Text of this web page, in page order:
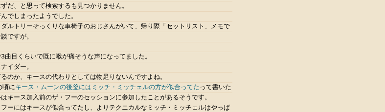
だ、と思って検索するも見つかりません。
でしまったようでした。
ルトリーそっくりな車椅子のおじさんがいて、帰り際「セットリスト、メモで
ですが。
目くらいで既に喉が痛そうな声になってました。
イダー。
のか、キースの代わりとしては物足りないんですよね。
頃にキース・ムーンの後釜にはミッチ・ミッチェルの方が似合ってた って書いた
キース加入前のザ・フーのセッションに参加したことがあるそうです。
ーにはキースが似合ってたし、よりテクニカルなミッチ・ミッチェルはやっぱ